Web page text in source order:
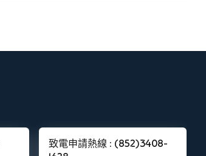
致電申請熱線 : (852)3408-